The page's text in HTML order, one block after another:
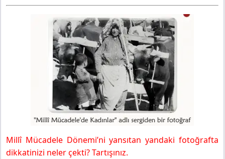
6. Sınıf Türkçe Ders Kitabı Sayfa 76 Cevapları MEB
Yayınları
4.anlatalım
6. Sınıf Türkçe Ders Kitabı Sayfa 77 Cevapları MEB
Yayınları
Değerlendirelim
Gelecek Derse Hazırlanalım
Millî Mücadele Dönemi’ni yansıtan yandaki fotoğrafta
dikkatinizi neler çekti? Tartışınız.